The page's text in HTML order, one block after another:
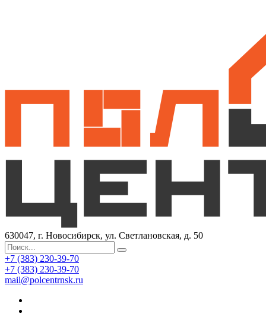
630047, г. Новосибирск, ул. Светлановская, д. 50
+7 (383) 230-39-70
+7 (383) 230-39-70
mail@polcentrnsk.ru